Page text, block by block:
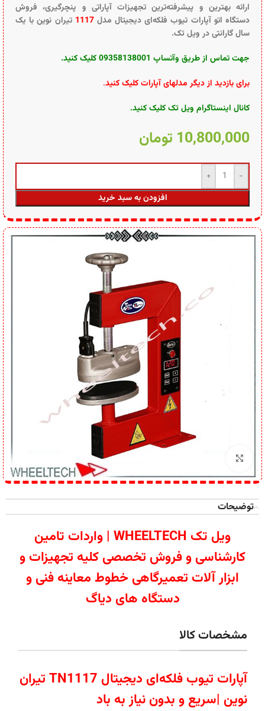
ارائه بهترین و پیشرفته‌ترین تجهیزات آپاراتی و پنچرگیری، فروش
دستگاه اتو آپارات تیوب فلکه‌ای دیجیتال مدل1117 تیران نوین با یک
سال گارانتی در ویل تک.
جهت تماس از طریق وآتساپ 09358138001 کلیک کنید.
برای بازدید از دیگر مدلهای آپارات کلیک کنید.
کانال اینستاگرام ویل تک کلیک کنید.
10,800,000 تومان
افزودن به سبد خرید
توضیحات
ویل تک WHEELTECH | واردات تامین
کارشناسی و فروش تخصصی کلیه تجهیزات و
ابزار آلات تعمیرگاهی خطوط معاینه فنی و
دستگاه های دیاگ
مشخصات کالا
آپارات تیوب فلکه‌ای دیجیتال TN1117 تیران
نوین |سریع و بدون نیاز به باد